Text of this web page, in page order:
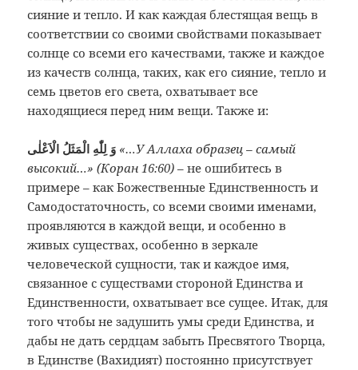
сияние и тепло. И как каждая блестящая вещь в
соответствии со своими свойствами показывает
солнце со всеми его качествами, также и каждое
из качеств солнца, таких, как его сияние, тепло и
семь цветов его света, охватывает все
находящиеся перед ним вещи. Также и:
وَ لِلّٰهِ الْمَثَلُ الْاَعْلٰى «…У Аллаха образец – самый
высокий…» (Коран 16:60) – не ошибитесь в
примере – как Божественные Единственность и
Самодостаточность, со всеми своими именами,
проявляются в каждой вещи, и особенно в
живых существах, особенно в зеркале
человеческой сущности, так и каждое имя,
связанное с существами стороной Единства и
Единственности, охватывает все сущее. Итак, для
того чтобы не задушить умы среди Единства, и
дабы не дать сердцам забыть Пресвятого Творца,
в Единстве (Вахидият) постоянно присутствует